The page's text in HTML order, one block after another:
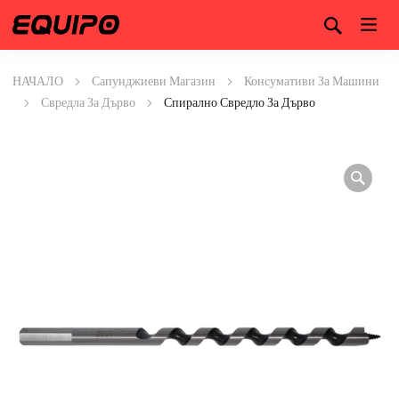
НАЧАЛО Сапунджиеви Магазин
Консумативи За Машини
Свредла За Дърво
Спирално Свредло За Дърво